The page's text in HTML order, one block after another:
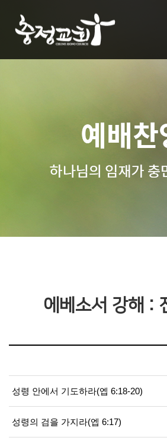
에베소서 강해 :
성령 안에서 기도하라(엡 6:18-20)
성령의 검을 가지라(엡 6:17)